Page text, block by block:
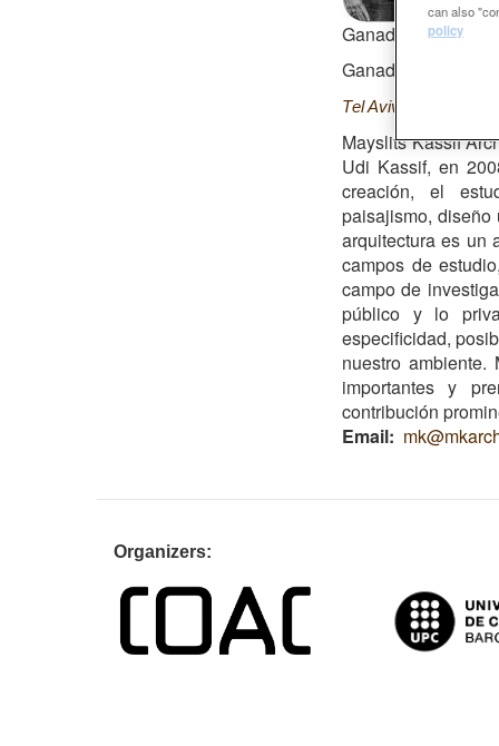
Ganador Premio
Ganador Opinión
Tel Aviv port public
Mayslits Kassif
Udi Kassif, en
creación, el
paisajismo,
arquitectura es un
campos de
campo de
público y lo
especificidad,
nuestro ambiente.
importantes y
contribución
Email
can also
policy